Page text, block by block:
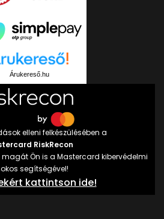
Árukereső.hu
elleni felkészülésében a
RiskRecon
Ön is a Mastercard kibervédelmi
segítségével!
kattintson ide!